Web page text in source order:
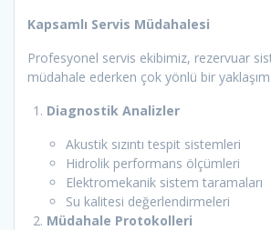
Kapsamlı Servis Müdahalesi
Profesyonel servis ekibimiz, rezervuar
müdahale ederken çok yönlü bir
Diagnostik Analizler
Akustik sızıntı tespit sistemleri
Hidrolik performans ölçümleri
Elektromekanik sistem taramaları
Su kalitesi değerlendirmeleri
Müdahale Protokolleri